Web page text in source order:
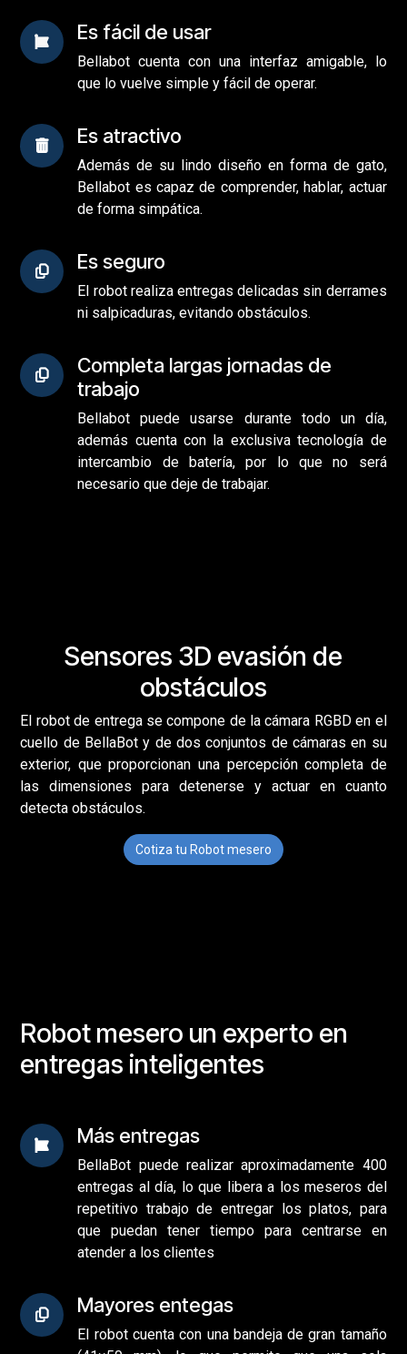
Es fácil de usar
Bellabot cuenta con una interfaz amigable, lo
que lo vuelve simple y fácil de operar.
Es atractivo
Además de su lindo diseño en forma de gato,
Bellabot es capaz de comprender, hablar, actuar
de forma simpática.
Es seguro
El robot realiza entregas delicadas sin derrames
ni salpicaduras, evitando obstáculos.
Completa largas jornadas de
trabajo
Bellabot puede usarse durante todo un día,
además cuenta con la exclusiva tecnología de
intercambio de batería, por lo que no será
necesario que deje de trabajar.
Sensores 3D evasión de
obstáculos
El robot de entrega se compone de la cámara RGBD en el
cuello de BellaBot y de dos conjuntos de cámaras en su
exterior, que proporcionan una percepción completa de
las dimensiones para detenerse y actuar en cuanto
detecta obstáculos.
Cotiza tu Robot mesero
Robot mesero un experto en
entregas inteligentes
Más entregas
BellaBot puede realizar aproximadamente 400
entregas al día, lo que libera a los meseros del
repetitivo trabajo de entregar los platos, para
que puedan tener tiempo para centrarse en
atender a los clientes
Mayores entegas
El robot cuenta con una bandeja de gran tamaño